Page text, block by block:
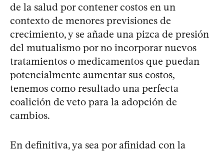
de la salud por contener costos en un
contexto de menores previsiones de
crecimiento, y se añade una pizca de presión
del mutualismo por no incorporar nuevos
tratamientos o medicamentos que puedan
potencialmente aumentar sus costos,
tenemos como resultado una perfecta
coalición de veto para la adopción de
cambios.
En definitiva, ya sea por afinidad con la